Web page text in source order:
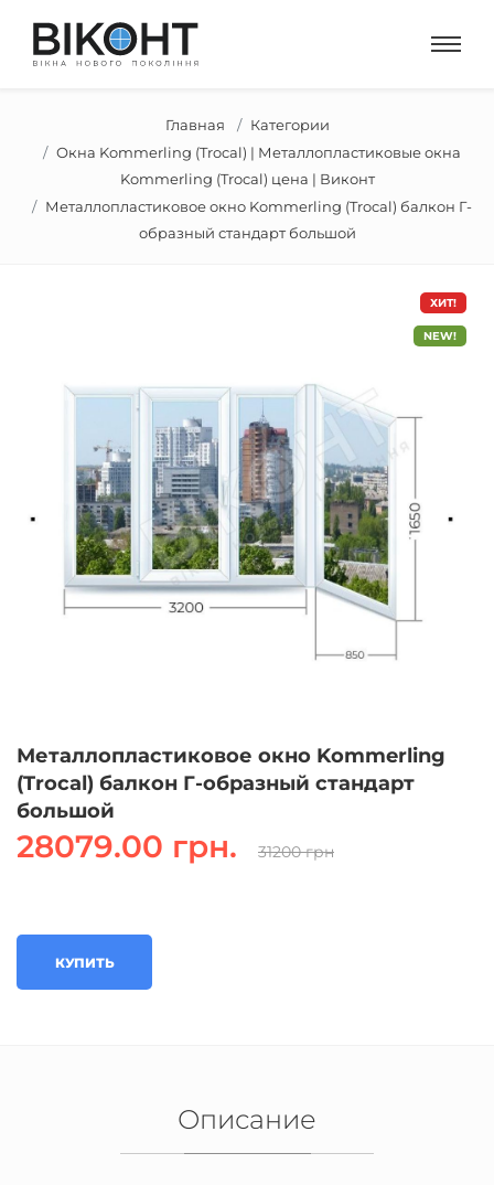
Главная
Категории
Окна Kommerling (Trocal) | Металлопластиковые окна
Kommerling (Trocal) цена | Виконт
Металлопластиковое окно Kommerling (Trocal) балкон Г-
образный стандарт большой
ХИТ!
NEW!
Металлопластиковое окно Kommerling
(Trocal) балкон Г-образный стандарт
большой
28079.00 грн. 31200 грн
КУПИТЬ
Описание